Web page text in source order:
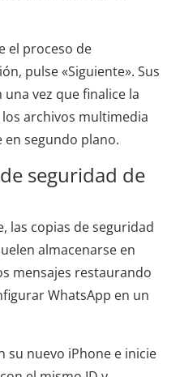
el proceso de
pulse «Siguiente». Sus
vez que finalice la
archivos multimedia
segundo plano.
seguridad de
las copias de seguridad
almacenarse en
mensajes restaurando
WhatsApp en un
su nuevo iPhone e inicie